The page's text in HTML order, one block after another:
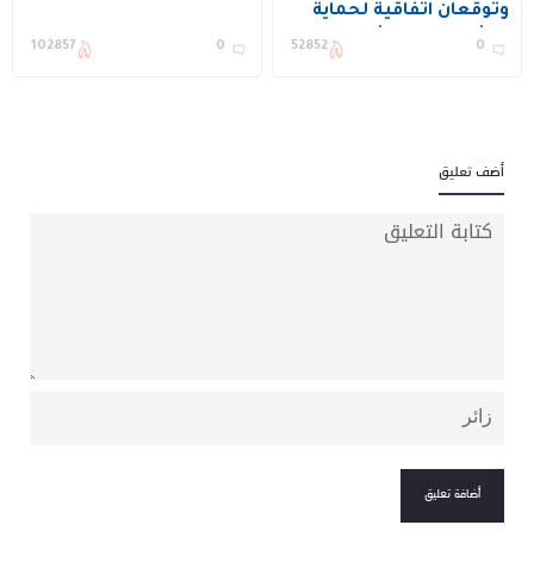
وتوقعان اتفاقية لحماية
وتشجيع الاستثمارات
0
52852
0
102857
أضف تعليق